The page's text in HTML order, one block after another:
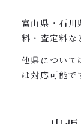
富山県・石川
料・査定料な
他県につい
は対応可能で